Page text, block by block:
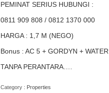
PEMINAT SERIUS HUBUNGI :
0811 909 808 / 0812 1370 000
HARGA : 1,7 M (NEGO)
Bonus : AC 5 + GORDYN +
TANPA PERANTARA….
Category : Properties